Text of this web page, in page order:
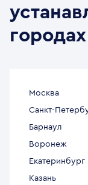
городах
Москва
Санкт-
Барнаул
Воронеж
Екатеринбург
Казань